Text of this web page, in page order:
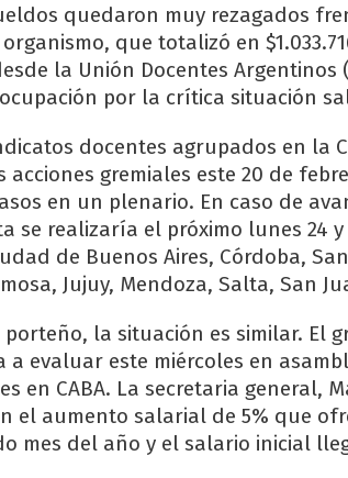
quedaron muy rezagados
que totalizó en
la Unión Docentes Argentinos
por la crítica situación
docentes agrupados en la
gremiales este 20 de
en un plenario. En caso de
se realizaría el próximo lunes 24
de Buenos Aires, Córdoba,
Jujuy, Mendoza, Salta, San
la situación es similar. El
a evaluar este miércoles en
en CABA. La secretaria general,
el aumento salarial de 5% que
mes del año y el salario inicial